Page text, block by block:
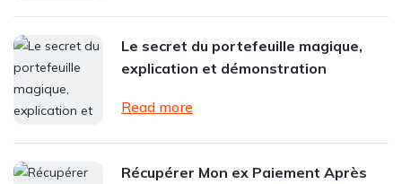
Le secret du portefeuille magique,
explication et démonstration
Read more
Récupérer Mon ex Paiement Après